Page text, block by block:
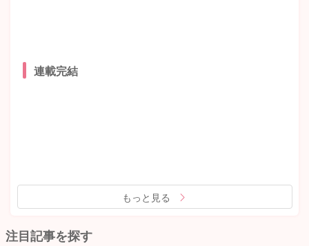
連載完結
もっと見る
注目記事を探す